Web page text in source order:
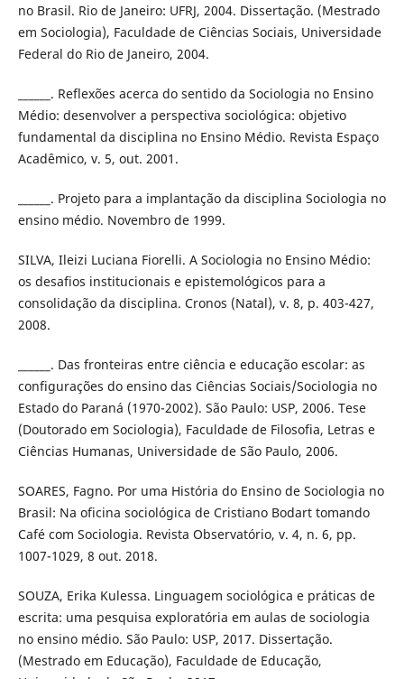
no Brasil. Rio de Janeiro: UFRJ, 2004. Dissertação. (Mestrado
em Sociologia), Faculdade de Ciências Sociais, Universidade
Federal do Rio de Janeiro, 2004.
______. Reflexões acerca do sentido da Sociologia no Ensino
Médio: desenvolver a perspectiva sociológica: objetivo
fundamental da disciplina no Ensino Médio. Revista Espaço
Acadêmico, v. 5, out. 2001.
______. Projeto para a implantação da disciplina Sociologia no
ensino médio. Novembro de 1999.
SILVA, Ileizi Luciana Fiorelli. A Sociologia no Ensino Médio:
os desafios institucionais e epistemológicos para a
consolidação da disciplina. Cronos (Natal), v. 8, p. 403-427,
2008.
______. Das fronteiras entre ciência e educação escolar: as
configurações do ensino das Ciências Sociais/Sociologia no
Estado do Paraná (1970-2002). São Paulo: USP, 2006. Tese
(Doutorado em Sociologia), Faculdade de Filosofia, Letras e
Ciências Humanas, Universidade de São Paulo, 2006.
SOARES, Fagno. Por uma História do Ensino de Sociologia no
Brasil: Na oficina sociológica de Cristiano Bodart tomando
Café com Sociologia. Revista Observatório, v. 4, n. 6, pp.
1007-1029, 8 out. 2018.
SOUZA, Erika Kulessa. Linguagem sociológica e práticas de
escrita: uma pesquisa exploratória em aulas de sociologia
no ensino médio. São Paulo: USP, 2017. Dissertação.
(Mestrado em Educação), Faculdade de Educação,